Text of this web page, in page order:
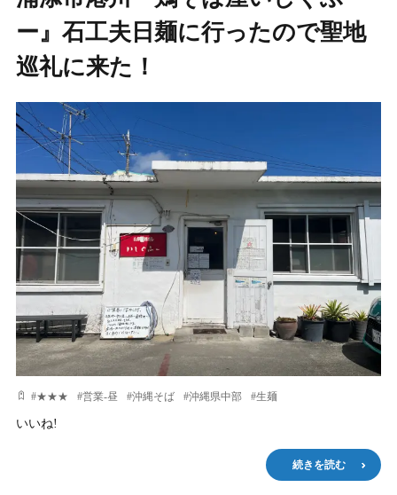
ー』石工夫日麺に行ったので聖地
巡礼に来た！
#★★★ #営業-昼 #沖縄そば #沖縄県中部 #生麺
いいね!
続きを読む